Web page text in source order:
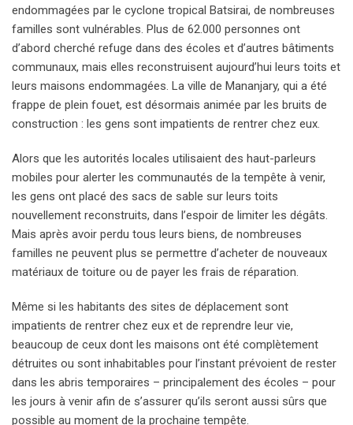
endommagées par le cyclone tropical Batsirai, de nombreuses
familles sont vulnérables. Plus de 62.000 personnes ont
d’abord cherché refuge dans des écoles et d’autres bâtiments
communaux, mais elles reconstruisent aujourd’hui leurs toits et
leurs maisons endommagées. La ville de Mananjary, qui a été
frappe de plein fouet, est désormais animée par les bruits de
construction : les gens sont impatients de rentrer chez eux.
Alors que les autorités locales utilisaient des haut-parleurs
mobiles pour alerter les communautés de la tempête à venir,
les gens ont placé des sacs de sable sur leurs toits
nouvellement reconstruits, dans l’espoir de limiter les dégâts.
Mais après avoir perdu tous leurs biens, de nombreuses
familles ne peuvent plus se permettre d’acheter de nouveaux
matériaux de toiture ou de payer les frais de réparation.
Même si les habitants des sites de déplacement sont
impatients de rentrer chez eux et de reprendre leur vie,
beaucoup de ceux dont les maisons ont été complètement
détruites ou sont inhabitables pour l’instant prévoient de rester
dans les abris temporaires – principalement des écoles – pour
les jours à venir afin de s’assurer qu’ils seront aussi sûrs que
possible au moment de la prochaine tempête.